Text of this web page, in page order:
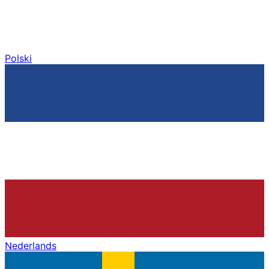
Polski
Nederlands